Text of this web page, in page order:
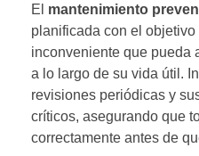
El mantenimiento
planificada con el
inconveniente que pueda
a lo largo de su vida útil.
revisiones periódicas y
críticos, asegurando que
correctamente antes de